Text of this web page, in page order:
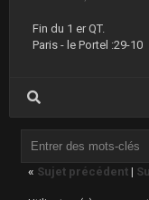
Fin du 1 er QT.
Paris - le Portel :29-10
« Sujet précédent |